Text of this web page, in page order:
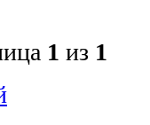
1 из 1